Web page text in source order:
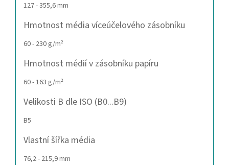
127 - 355,6 mm
Hmotnost média víceúčelového zásobníku
60 - 230 g/m²
Hmotnost médií v zásobníku papíru
60 - 163 g/m²
Velikosti B dle ISO (B0...B9)
B5
Vlastní šířka média
76,2 - 215,9 mm